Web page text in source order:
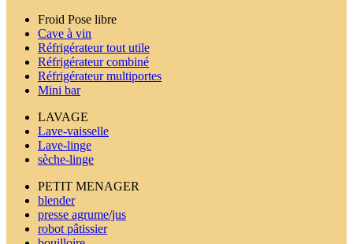
Froid Pose libre
Cave à vin
Réfrigérateur tout utile
Réfrigérateur combiné
Réfrigérateur multiportes
Mini bar
LAVAGE
Lave-vaisselle
Lave-linge
sèche-linge
PETIT MENAGER
blender
presse agrume/jus
robot pâtissier